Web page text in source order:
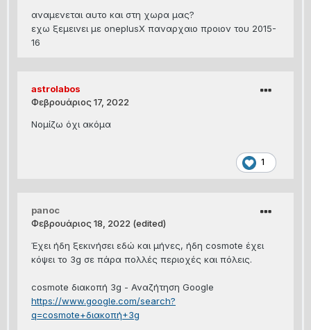
αναμενεται αυτο και στη χωρα μας?
εχω ξεμεινει με oneplusX παναρχαιο προιον του 2015-
16
astrolabos
Φεβρουάριος 17, 2022
Νομίζω όχι ακόμα
1
panoc
Φεβρουάριος 18, 2022 (edited)
Έχει ήδη ξεκινήσει εδώ και μήνες, ήδη cosmote έχει
κόψει το 3g σε πάρα πολλές περιοχές και πόλεις.
cosmote διακοπή 3g - Αναζήτηση Google
https://www.google.com/search?
q=cosmote+διακοπή+3g